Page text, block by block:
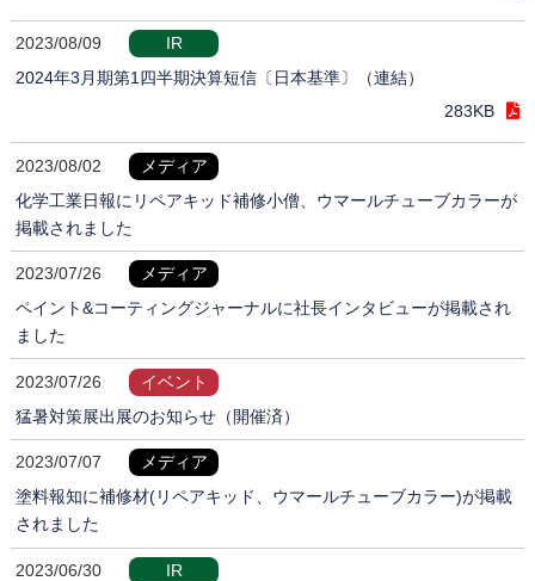
2023/08/09
IR
2024年3月期第1四半期決算短信〔日本基準〕（連結）
283KB
2023/08/02
メディア
化学工業日報にリペアキッド補修小僧、ウマールチューブカラーが
掲載されました
2023/07/26
メディア
ペイント&コーティングジャーナルに社長インタビューが掲載され
ました
2023/07/26
イベント
猛暑対策展出展のお知らせ（開催済）
2023/07/07
メディア
塗料報知に補修材(リペアキッド、ウマールチューブカラー)が掲載
されました
2023/06/30
IR